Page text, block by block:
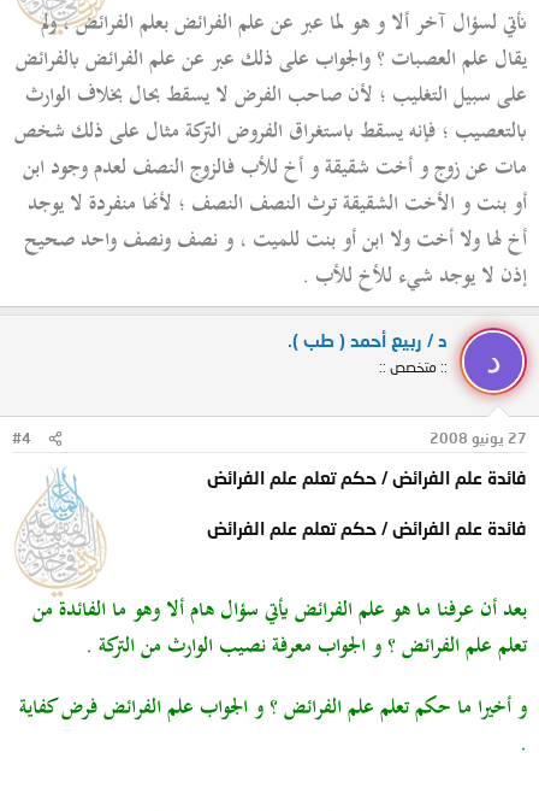
نأتي لسؤال آخر ألا و هو لما عبر عن علم الفرائض بعلم الفرائض ، ولم
يقال علم العصبات ؟ والجواب على ذلك عبر عن علم الفرائض بالفرائض
على سبيل التغليب ؛ لأن صاحب الفرض لا يسقط بحال بخلاف الوارث
بالتعصيب ؛ فإنه يسقط باستغراق الفروض التركة مثال على ذلك شخص
مات عن زوج و أخت شقيقة و أخ للأب فالزوج النصف لعدم وجود ابن
أو بنت و الأخت الشقيقة ترث النصف النصف ؛ لأنها منفردة لا يوجد
أخ لها ولا أخت ولا ابن أو بنت للميت ، و نصف ونصف واحد صحيح
إذن لا يوجد شيء للأخ للأب .
د
د / ربيع أحمد ( طب ).
:: متخصص ::
27 يونيو 2008 #4
فائدة علم الفرائض / حكم تعلم علم الفرائض
فائدة علم الفرائض / حكم تعلم علم الفرائض
بعد أن عرفنا ما هو علم الفرائض يأتي سؤال هام ألا وهو ما الفائدة من
تعلم علم الفرائض ؟ و الجواب معرفة نصيب الوارث من التركة .
و أخيرا ما حكم تعلم علم الفرائض ؟ و الجواب علم الفرائض فرض كفاية
.